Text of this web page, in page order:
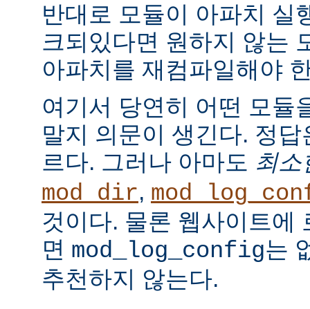
반대로 모듈이 아파치 실
크되있다면 원하지 않는
아파치를 재컴파일해야
여기서 당연히 어떤 모듈
말지 의문이 생긴다. 정
르다. 그러나 아마도 최소
mod_dir,
것이다. 물론 웹사이트에
면 mod_log_config는
추천하지 않는다.